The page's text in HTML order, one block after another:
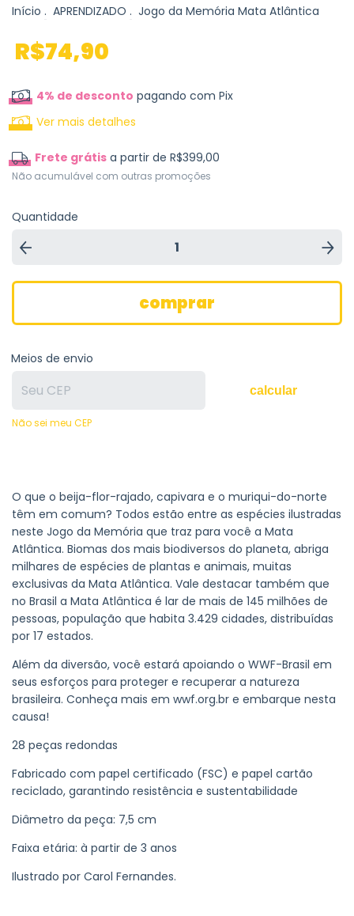
Início . APRENDIZADO . Jogo da Memória Mata Atlântica
R$74,90
4% de desconto pagando com Pix
Ver mais detalhes
Frete grátis a partir de R$399,00
Não acumulável com outras promoções
Quantidade
Meios de envio
calcular
Não sei meu CEP
O que o beija-flor-rajado, capivara e o muriqui-do-norte
têm em comum? Todos estão entre as espécies ilustradas
neste Jogo da Memória que traz para você a Mata
Atlântica. Biomas dos mais biodiversos do planeta, abriga
milhares de espécies de plantas e animais, muitas
exclusivas da Mata Atlântica. Vale destacar também que
no Brasil a Mata Atlântica é lar de mais de 145 milhões de
pessoas, população que habita 3.429 cidades, distribuídas
por 17 estados.
Além da diversão, você estará apoiando o WWF-Brasil em
seus esforços para proteger e recuperar a natureza
brasileira. Conheça mais em wwf.org.br e embarque nesta
causa!
28 peças redondas
Fabricado com papel certificado (FSC) e papel cartão
reciclado, garantindo resistência e sustentabilidade
Diâmetro da peça: 7,5 cm
Faixa etária: à partir de 3 anos
Ilustrado por Carol Fernandes.